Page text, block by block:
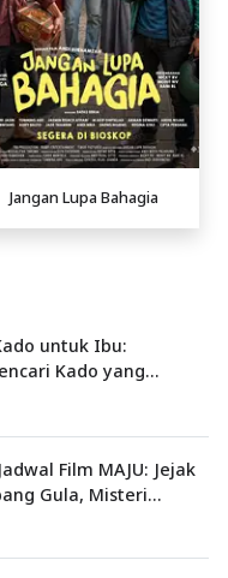
Jangan Lupa Bahagia
untuk Ibu:
Kado yang
Keluarga
Film MAJU: Jejak
Gula, Misteri
di Lokasi Jambore